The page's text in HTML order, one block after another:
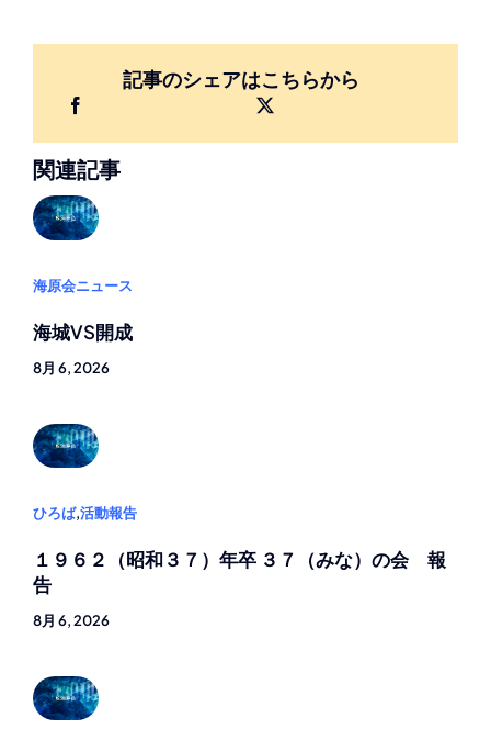
記事のシェアはこちらから
関連記事
海原会ニュース
海城VS開成
8月 6, 2026
ひろば,活動報告
１９６２（昭和３７）年卒 ３７（みな）の会 報
告
8月 6, 2026